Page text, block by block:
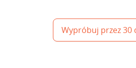
Wypróbuj przez 30